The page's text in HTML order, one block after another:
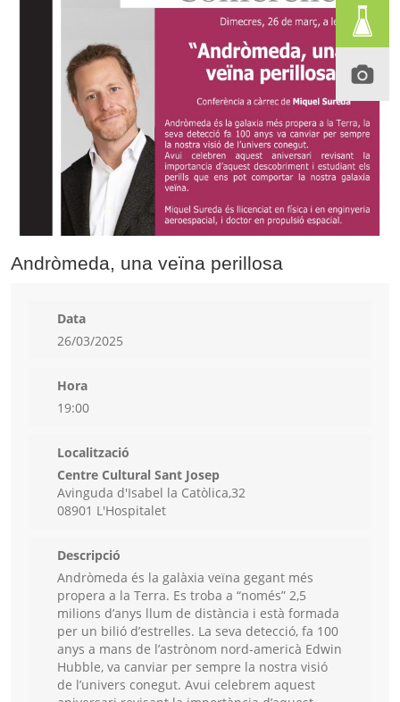
Andròmeda, una veïna perillosa
Data
26/03/2025
Hora
19:00
Localització
Centre Cultural Sant Josep
Avinguda d'Isabel la Catòlica,32
08901 L'Hospitalet
Descripció
Andròmeda és la galàxia veïna gegant més
propera a la Terra. Es troba a “només” 2,5
milions d’anys llum de distància i està formada
per un bilió d’estrelles. La seva detecció, fa 100
anys a mans de l’astrònom nord-americà Edwin
Hubble, va canviar per sempre la nostra visió
de l’univers conegut. Avui celebrem aquest